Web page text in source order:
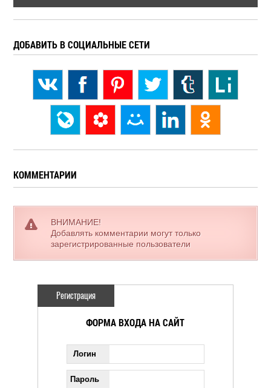
ДОБАВИТЬ В СОЦИАЛЬНЫЕ СЕТИ
КОММЕНТАРИИ
ВНИМАНИЕ!
Добавлять комментарии могут только
зарегистрированные пользователи
Регистрация
ФОРМА ВХОДА НА САЙТ
Логин
Пароль